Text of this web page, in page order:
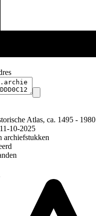
Atlas, ca. 1495 - 1980
10-2025
archiefstukken